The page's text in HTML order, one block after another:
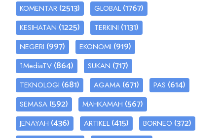
KOMENTAR (2513) GLOBAL (1767)
KESIHATAN (1225) TERKINI (1131)
NEGERI (997) EKONOMI (919)
1MediaTV (864) SUKAN (717)
TEKNOLOGI (681) AGAMA (671) PAS (614)
SEMASA (592) MAHKAMAH (567)
JENAYAH (436) ARTIKEL (415) BORNEO (372)